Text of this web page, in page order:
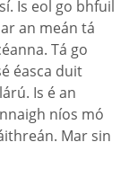
Is eol go bhfuil
an meán tá
Tá go
éasca duit
Is é an
níos mó
Mar sin